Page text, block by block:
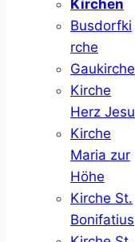
Kirchen
Busdorfki
rche
Gaukirche
Kirche
Herz Jesu
Kirche
Maria zur
Höhe
Kirche St.
Bonifatius